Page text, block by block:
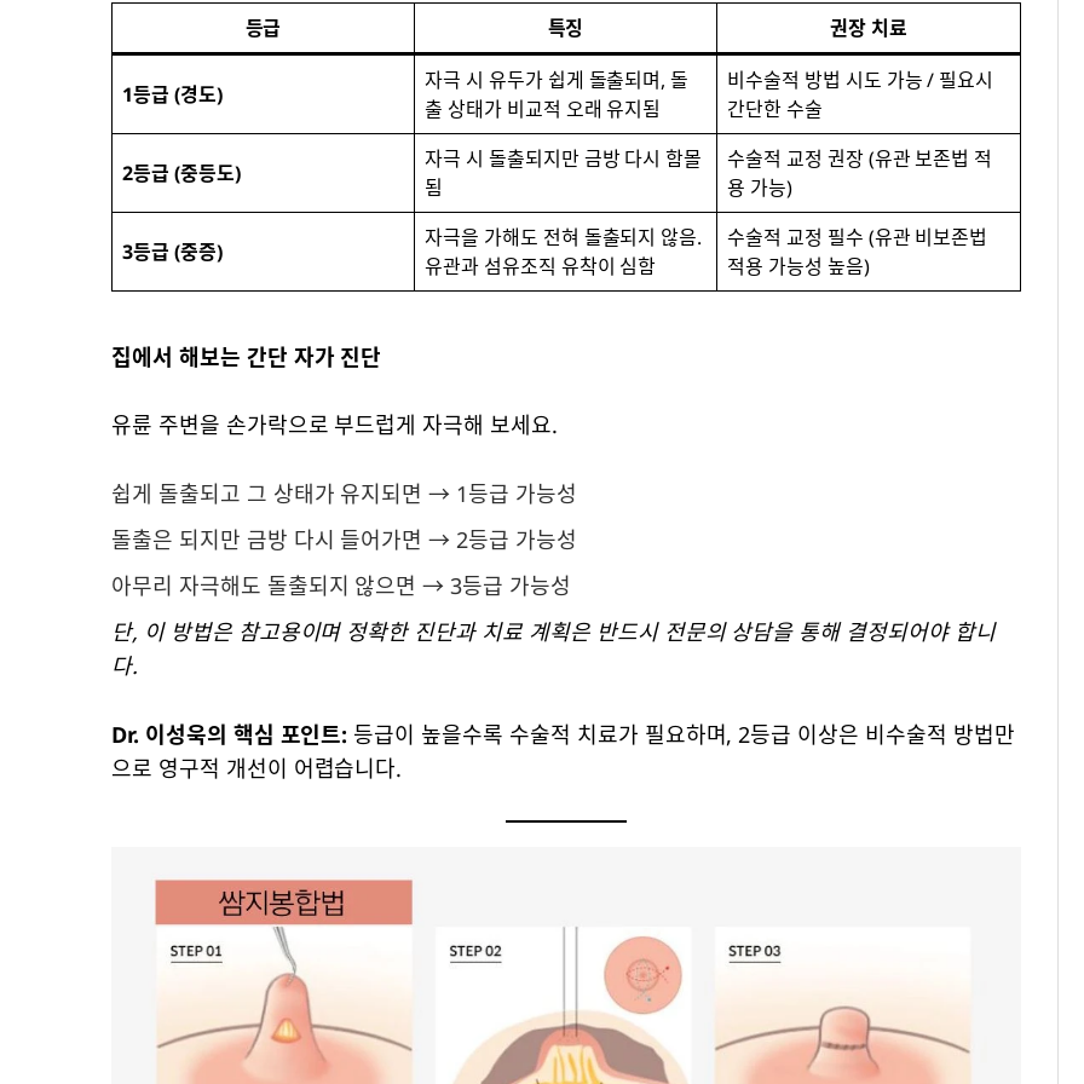
등급 특징 권장 치료
1등급 (경도)
자극 시 유두가 쉽게 돌출되며, 돌
출 상태가 비교적 오래 유지됨
비수술적 방법 시도 가능 / 필요시
간단한 수술
2등급 (중등도)
자극 시 돌출되지만 금방 다시 함몰
됨
수술적 교정 권장 (유관 보존법 적
용 가능)
3등급 (중증)
자극을 가해도 전혀 돌출되지 않음.
유관과 섬유조직 유착이 심함
수술적 교정 필수 (유관 비보존법
적용 가능성 높음)
집에서 해보는 간단 자가 진단
유륜 주변을 손가락으로 부드럽게 자극해 보세요.
쉽게 돌출되고 그 상태가 유지되면 → 1등급 가능성
돌출은 되지만 금방 다시 들어가면 → 2등급 가능성
아무리 자극해도 돌출되지 않으면 → 3등급 가능성
단, 이 방법은 참고용이며 정확한 진단과 치료 계획은 반드시 전문의 상담을 통해 결정되어야 합니
다.
Dr. 이성욱의 핵심 포인트: 등급이 높을수록 수술적 치료가 필요하며, 2등급 이상은 비수술적 방법만
으로 영구적 개선이 어렵습니다.